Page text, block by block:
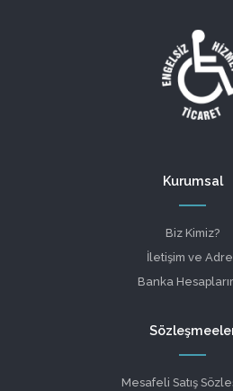
Kurumsal
Biz Kimiz?
İletişim ve
Banka
Mesafeli Satış